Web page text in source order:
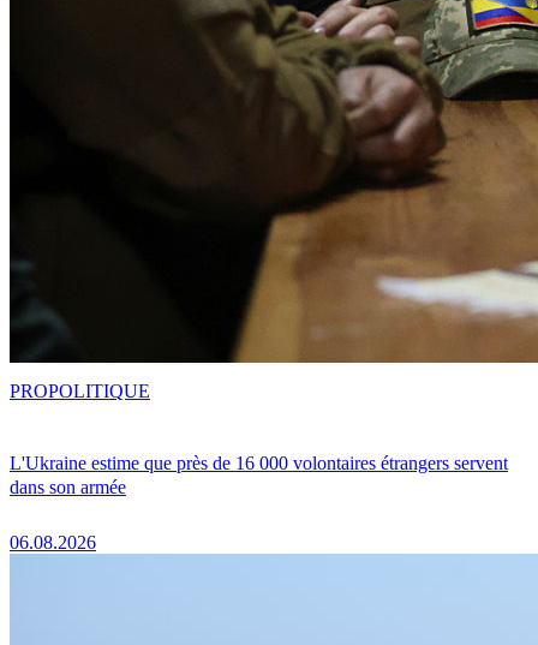
L'Ukraine estime que près de 16 000 volontaires étrangers servent
dans son armée
06.08.2026
PROPOLITIQUE